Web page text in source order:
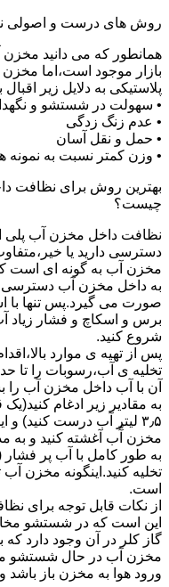
روش های درست و اصولی
همانطور که می دانید
بازار موجود است،اما مخزن
پلاستیکی به دلایل زیر
• سهولت در شستشو و
• عدم زنگ زدگی
• حمل و نقل آسان
• وزن کمتر نسبت به نمونه
بهترین روش برای نظافت
چیست؟
نظافت داخل مخزن آب پلی
دسترسی دارید یا
مخزن آب به گونه ای است
به داخل مخزن آب دسترسی
صورت می گیرد.پس تنها با
برس و اسکاچ و فشار زیاد
شروع کنید.
پس از تهیه ی موارد
تخلیه ی آب،رسوبات را تا
آن با آب داخل مخزن آب را
به مقادیر زیر ادغام
۳٫۵ لیتر آب درست کنید)
به طور کامل با آب پر
تخلیه کنید.اینگونه مخزن
است.
از نکات قابل توجه برای
این است که در شستشو
گاز کلر در آن وجود دارد
مخزن آب در حال شستشو می
ورود هوا به مخزن باز باشد